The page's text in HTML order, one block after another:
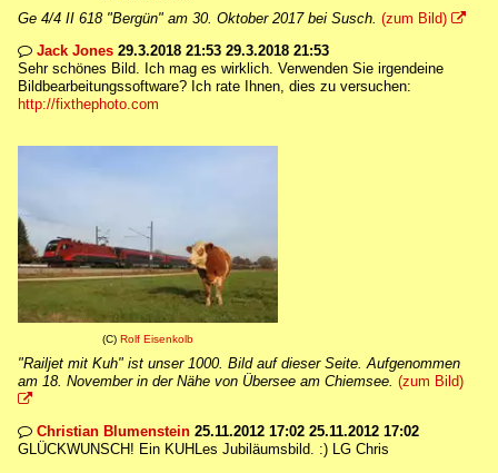
Ge 4/4 II 618 "Bergün" am 30. Oktober 2017 bei Susch. (zum Bild) 
 Jack Jones 29.3.2018 21:53 29.3.2018 21:53
Sehr schönes Bild. Ich mag es wirklich. Verwenden Sie irgendeine
Bildbearbeitungssoftware? Ich rate Ihnen, dies zu versuchen:
http://fixthephoto.com
(C) Rolf Eisenkolb
"Railjet mit Kuh" ist unser 1000. Bild auf dieser Seite. Aufgenommen
am 18. November in der Nähe von Übersee am Chiemsee. (zum Bild)

 Christian Blumenstein 25.11.2012 17:02 25.11.2012 17:02
GLÜCKWUNSCH! Ein KUHLes Jubiläumsbild. :) LG Chris